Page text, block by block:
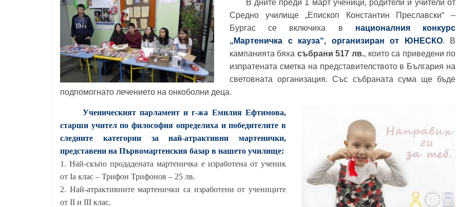
Константин
Преславски"
Бургас
В дните преди 1 март ученици, родители и учители от
Средно училище „Епископ Константин Преславски“ –
Бургас се включиха в националния конкурс
„Мартеничка с кауза“, организиран от ЮНЕСКО. В
кампанията бяха събрани 517 лв., които са приведени по
изпратената сметка на представителството в България на
световната организация. Със събраната сума ще бъде
подпомогнато лечението на онкоболни деца.
Ученическият парламент и г-жа Емилия Ефтимова,
старши учител по философия определиха и победителите в
следните категории за най-атрактивни мартенички,
представени на Първомартенския базар в нашето училище:
1. Най-скъпо продадената мартеничка е изработена от ученик
от Iа клас – Трифон Трифонов – 25 лв.
2. Най-атрактивните мартенички са изработени от учениците
от II и III клас.